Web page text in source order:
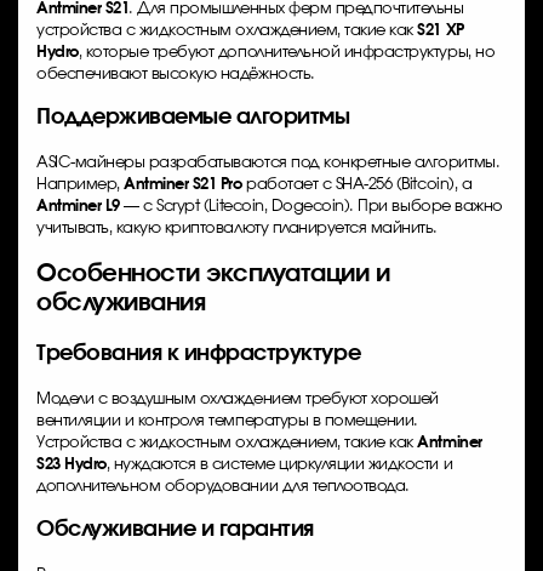
Antminer S21 . Для промышленных ферм предпочтительны
устройства с жидкостным охлаждением, такие какS21 XP
Hydro, которые требуют дополнительной инфраструктуры, но
обеспечивают высокую надёжность.
Поддерживаемые алгоритмы
ASIC-майнеры разрабатываются под конкретные алгоритмы.
Например,Antminer S21 Proработает с SHA-256 (Bitcoin), а
Antminer L9— с Scrypt (Litecoin, Dogecoin). При выборе важно
учитывать, какую криптовалюту планируется майнить.
Особенности эксплуатации и
обслуживания
Требования к инфраструктуре
Модели с воздушным охлаждением требуют хорошей
вентиляции и контроля температуры в помещении.
Устройства с жидкостным охлаждением, такие какAntminer
S23 Hydro, нуждаются в системе циркуляции жидкости и
дополнительном оборудовании для теплоотвода.
Обслуживание и гарантия